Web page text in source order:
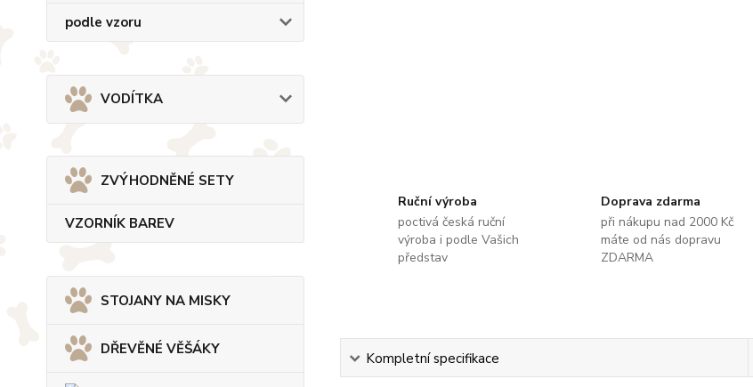
podle vzoru
VODÍTKA
ZVÝHODNĚNÉ SETY
VZORNÍK BAREV
STOJANY NA MISKY
DŘEVĚNÉ VĚŠÁKY
Ruční výroba
poctivá česká ruční
výroba i podle Vašich
představ
Doprava zdarma
při nákupu nad 2000 Kč
máte od nás dopravu
ZDARMA
Kompletní specifikace